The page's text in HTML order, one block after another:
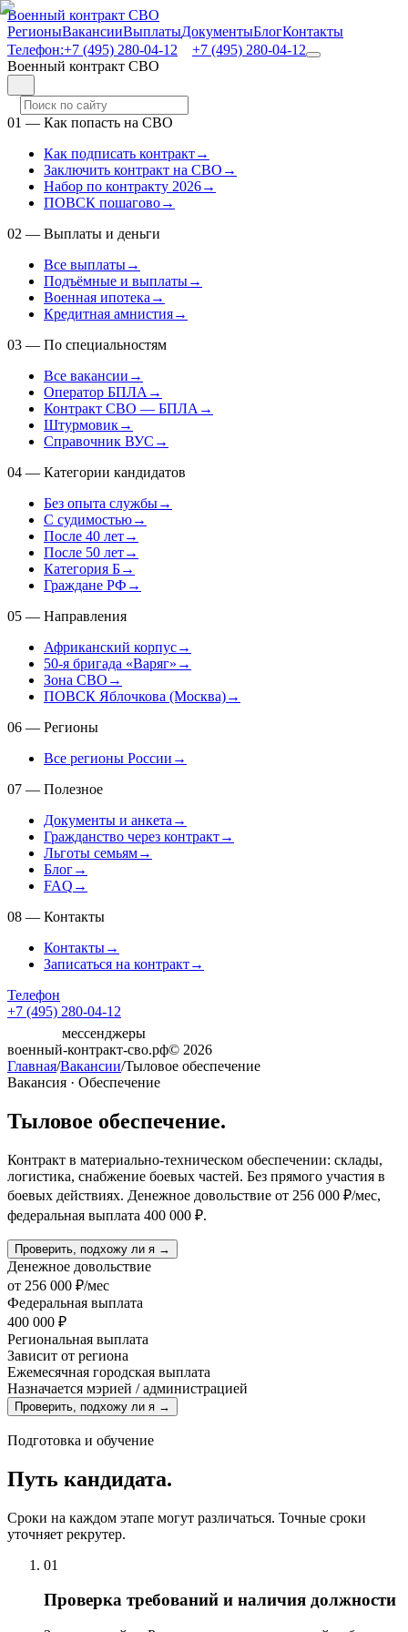
Военный контракт СВО
РегионыВакансииВыплатыДокументыБлогКонтакты
Телефон:+7 (495) 280-04-12
+7 (495) 280-04-12
Военный контракт СВО
01 — Как попасть на СВО
Как подписать контракт→
Заключить контракт на СВО →
Набор по контракту 2026→
ПОВСК пошагово→
02 — Выплаты и деньги
Все выплаты→
Подъёмные и выплаты→
Военная ипотека →
Кредитная амнистия→
03 — По специальностям
Все вакансии →
Оператор БПЛА →
Контракт СВО — БПЛА →
Штурмовик→
Справочник ВУС →
04 — Категории кандидатов
Без опыта службы→
С судимостью→
После 40 лет→
После 50 лет→
Категория Б→
Граждане РФ →
05 — Направления
Африканский корпус→
50-я бригада «Варяг» →
Зона СВО →
ПОВСК Яблочкова (Москва)→
06 — Регионы
Все регионы России →
07 — Полезное
Документы и анкета →
Гражданство через контракт→
Льготы семьям→
Блог→
FAQ →
08 — Контакты
Контакты→
Записаться на контракт→
Телефон
+7 (495) 280-04-12
мессенджеры
военный-контракт-сво.рф© 2026
Главная/Вакансии/Тыловое обеспечение
Вакансия · Обеспечение
Тыловое обеспечение.
Контракт в материально-техническом обеспечении: склады,
логистика, снабжение боевых частей. Без прямого участия в
боевых действиях. Денежное довольствие от 256 000 ₽/мес,
федеральная выплата 400 000 ₽.
Проверить, подхожу ли я →
Денежное довольствие
от 256 000 ₽/мес
Федеральная выплата
400 000 ₽
Региональная выплата
Зависит от региона
Ежемесячная городская выплата
Назначается мэрией / администрацией
Проверить, подхожу ли я →
Подготовка и обучение
Путь кандидата.
Сроки на каждом этапе могут различаться. Точные сроки
уточняет рекрутер.
01
Проверка требований и наличия должности